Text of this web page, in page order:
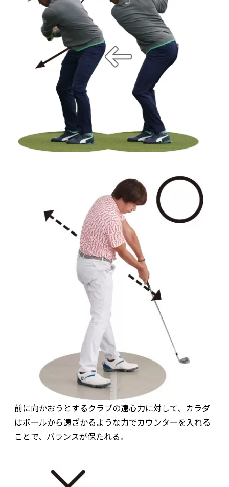
前に向かおうとするクラブの遠心力に対して、カラダ
はボールから遠ざかるような力でカウンターを入れる
ことで、バランスが保たれる。